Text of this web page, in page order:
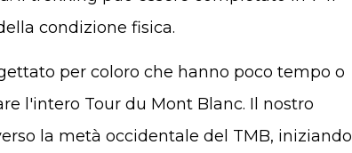
condizione fisica.
per coloro che hanno poco tempo o
l'intero Tour du Mont Blanc. Il nostro
la metà occidentale del TMB, iniziando